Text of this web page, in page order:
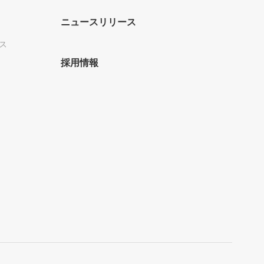
ニュースリリース
採用情報